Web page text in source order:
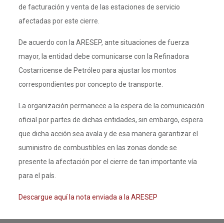
de facturación y venta de las estaciones de servicio
afectadas por este cierre.
De acuerdo con la ARESEP, ante situaciones de fuerza
mayor, la entidad debe comunicarse con la Refinadora
Costarricense de Petróleo para ajustar los montos
correspondientes por concepto de transporte.
La organización permanece a la espera de la comunicación
oficial por partes de dichas entidades, sin embargo, espera
que dicha acción sea avala y de esa manera garantizar el
suministro de combustibles en las zonas donde se
presente la afectación por el cierre de tan importante vía
para el país.
Descargue aquí la nota enviada a la ARESEP